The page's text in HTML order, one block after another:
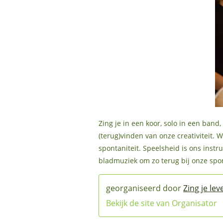
Zing je in een koor, solo in een
(terug)vinden van onze creativiteit.
spontaniteit. Speelsheid is ons
bladmuziek om zo terug bij onze
Zing je
Bekijk de site van Organisator